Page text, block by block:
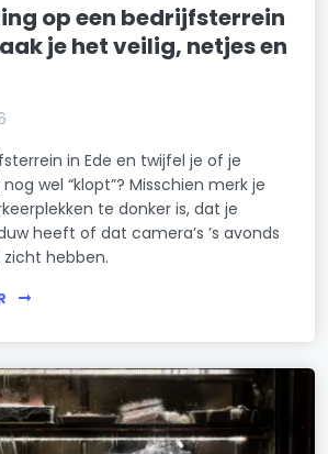
op een bedrijfsterrein
je het veilig, netjes en
in Ede en twijfel je of je
wel “klopt”? Misschien merk je
te donker is, dat je
heeft of dat camera’s ’s avonds
hebben.